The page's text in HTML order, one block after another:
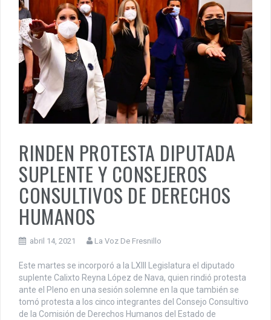
RINDEN PROTESTA DIPUTADA
SUPLENTE Y CONSEJEROS
CONSULTIVOS DE DERECHOS
HUMANOS
abril 14, 2021 La Voz De Fresnillo
Este martes se incorporó a la LXIII Legislatura el diputado
suplente Calixto Reyna López de Nava, quien rindió protesta
ante el Pleno en una sesión solemne en la que también se
tomó protesta a los cinco integrantes del Consejo Consultivo
de la Comisión de Derechos Humanos del Estado de